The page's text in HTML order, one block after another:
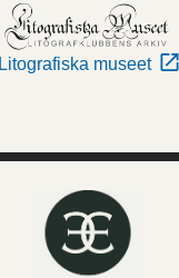
Litografiska museet